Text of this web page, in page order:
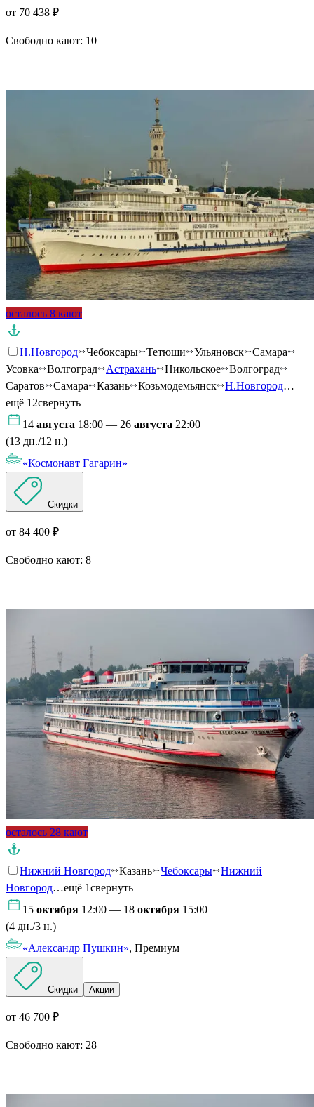
от 70 438 ₽
Свободно кают: 10
осталось 8 кают
Н.Новгород Чебоксары Тетюши Ульяновск
Самара
Усовка
Волгоград Астрахань Никольское
Волгоград
Саратов
Самара Казань Козьмодемьянск Н.Новгород…
ещё 12свернуть
14 августа 18:00 — 26 августа 22:00
(13 дн./12 н.)
«Космонавт Гагарин»
Скидки
от 84 400 ₽
Свободно кают: 8
осталось 28 кают
Нижний Новгород Казань Чебоксары
Нижний
Новгород…ещё 1свернуть
15 октября 12:00 — 18 октября 15:00
(4 дн./3 н.)
«Александр Пушкин», Премиум
Скидки Акции
от 46 700 ₽
Свободно кают: 28